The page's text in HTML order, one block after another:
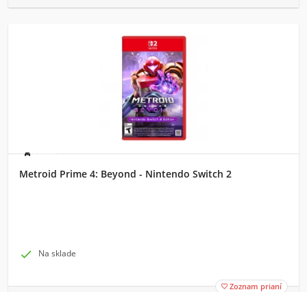
Switch 2
Metroid Prime 4: Beyond - Nintendo Switch 2
 Na sklade
 Zoznam prianí